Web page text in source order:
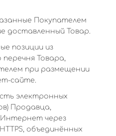
Покупателем
доставленный Товар.
позиции из
Товара,
при размещении
сайте.
электронных
Продавца,
через
объединённых